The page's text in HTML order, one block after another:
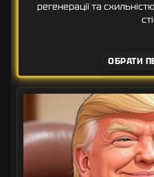
регенерації та
ОБРАТИ